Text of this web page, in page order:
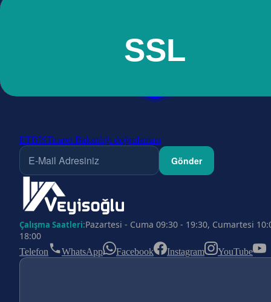
ETBİSTicaret Bakanlığı doğrulaması
Gönder
Çalışma Saatleri:Pazartesi - Cuma 09:30 - 19:30, Cumartesi
18:00
Telefon WhatsApp Facebook Instagram YouTube